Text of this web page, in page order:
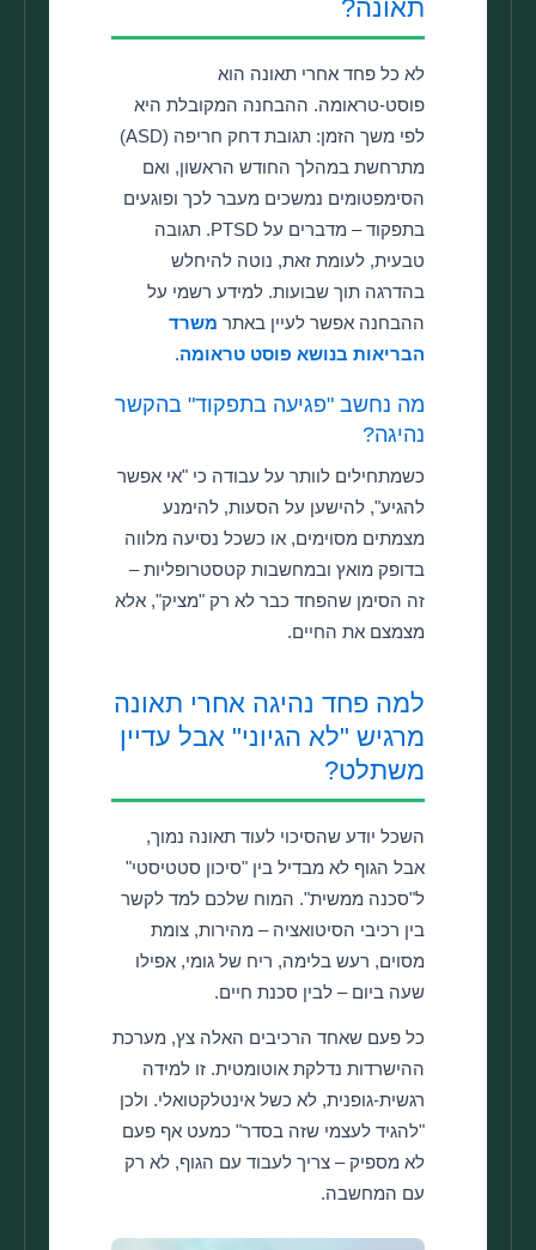
תאונה?
לא כל פחד אחרי תאונה הוא
פוסט-טראומה. ההבחנה המקובלת היא
לפי משך הזמן: תגובת דחק חריפה (ASD)
מתרחשת במהלך החודש הראשון, ואם
הסימפטומים נמשכים מעבר לכך ופוגעים
בתפקוד – מדברים על PTSD. תגובה
טבעית, לעומת זאת, נוטה להיחלש
בהדרגה תוך שבועות. למידע רשמי על
ההבחנה אפשר לעיין באתרמשרד
הבריאות בנושא פוסט טראומה.
מה נחשב "פגיעה בתפקוד" בהקשר
נהיגה?
כשמתחילים לוותר על עבודה כי "אי אפשר
להגיע", להישען על הסעות, להימנע
מצמתים מסוימים, או כשכל נסיעה מלווה
בדופק מואץ ובמחשבות קטסטרופליות –
זה הסימן שהפחד כבר לא רק "מציק", אלא
מצמצם את החיים.
למה פחד נהיגה אחרי תאונה
מרגיש "לא הגיוני" אבל עדיין
משתלט?
השכל יודע שהסיכוי לעוד תאונה נמוך,
אבל הגוף לא מבדיל בין "סיכון סטטיסטי"
ל"סכנה ממשית". המוח שלכם למד לקשר
בין רכיבי הסיטואציה – מהירות, צומת
מסוים, רעש בלימה, ריח של גומי, אפילו
שעה ביום – לבין סכנת חיים.
כל פעם שאחד הרכיבים האלה צץ, מערכת
ההישרדות נדלקת אוטומטית. זו למידה
רגשית-גופנית, לא כשל אינטלקטואלי. ולכן
"להגיד לעצמי שזה בסדר" כמעט אף פעם
לא מספיק – צריך לעבוד עם הגוף, לא רק
עם המחשבה.